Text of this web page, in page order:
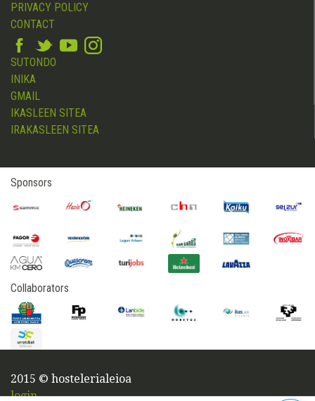
PRIVACY POLICY
CONTACT
SUTONDO
INIKA
GMAIL
IKASLEEN SITEA
IRAKASLEEN SITEA
Sponsors
Collaborators
2015 © hostelerialeioa
login